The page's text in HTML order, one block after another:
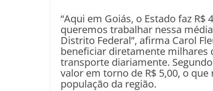
“Aqui em Goiás, o Estado faz R$
queremos trabalhar nessa
Distrito Federal”, afirma Carol
beneficiar diretamente milhares
transporte diariamente.
valor em torno de R$ 5,00, o
população da região.